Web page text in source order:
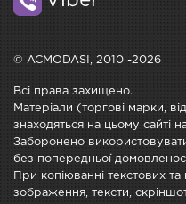
© ACMODASI, 2010 -2026
Всі права захищено.
Матеріали (торгові марки,
знаходяться на цьому сайті
Заборонено
без попередньої
При копіюванні текстових та
зображення, тексти,